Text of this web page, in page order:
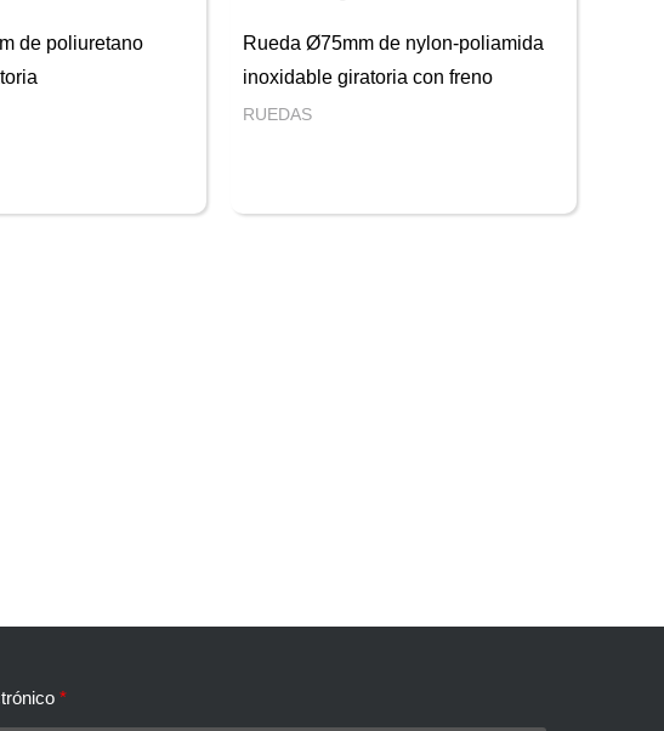
de poliuretano
Rueda Ø75mm de nylon-poliamida
inoxidable giratoria con freno
RUEDAS